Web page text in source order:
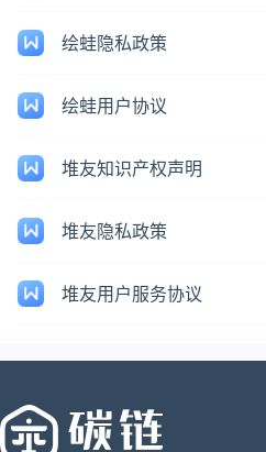
绘蛙隐私政策
绘蛙用户协议
堆友知识产权声明
堆友隐私政策
堆友用户服务协议